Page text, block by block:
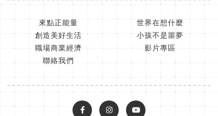
來點正能量
世界在想什麼
創造美好生活
小孩不是噩夢
職場商業經濟
影片專區
聯絡我們